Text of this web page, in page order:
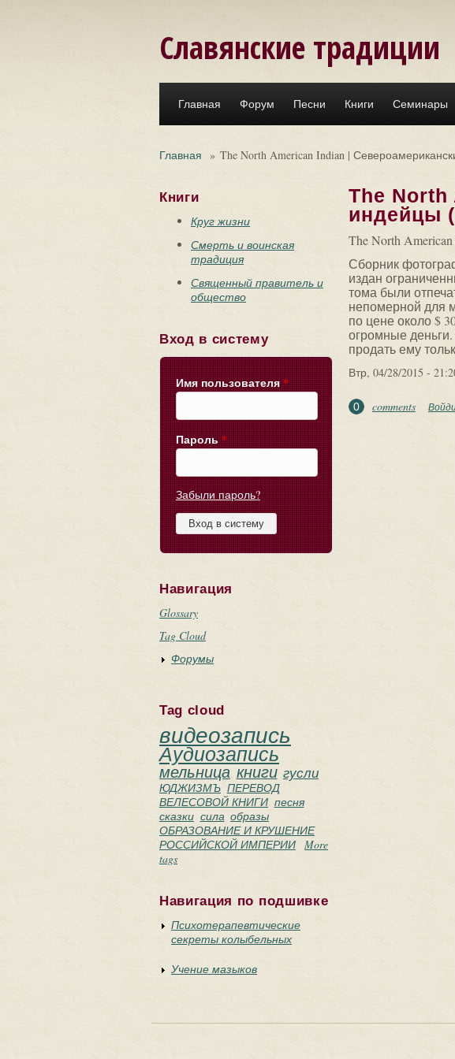
Славянские традиции
Главная Форум Песни Книги Семинары
Главная » The North American Indian |
Книги
Круг жизни
Смерть и воинская
традиция
Священный правитель и
общество
Вход в систему
Имя пользователя *
Пароль *
Забыли пароль?
Навигация
Glossary
Tag Cloud
Форумы
Tag cloud
видеозапись
Аудиозапись
мельница книги гусли
ЮДЖИЗМЪ ПЕРЕВОД
ВЕЛЕСОВОЙ КНИГИ песня
сказки сила образы
ОБРАЗОВАНИЕ И КРУШЕНИЕ
РОССИЙСКОЙ ИМПЕРИИ More
tags
Навигация по подшивке
Психотерапевтические
секреты колыбельных
Учение мазыков
The North
индейцы
The North
Сборник
издан
тома были
непомерной для
по цене около $
огромные
продать ему
Втр, 04/28/2015 -
0 comments